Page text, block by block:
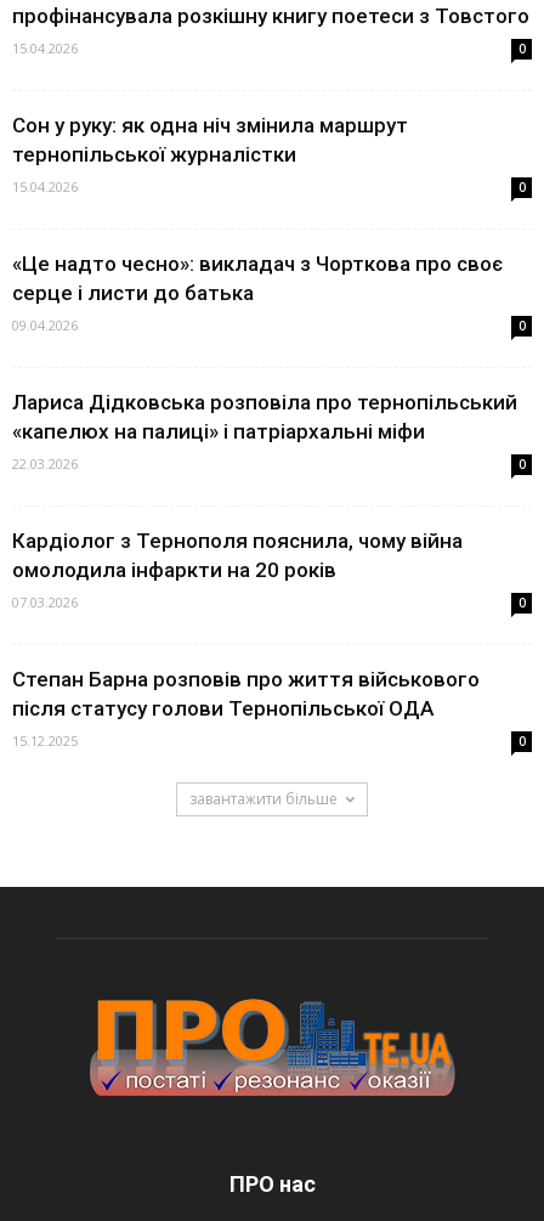
профінансувала розкішну книгу поетеси з Товстого
15.04.2026 0
Сон у руку: як одна ніч змінила маршрут
тернопільської журналістки
15.04.2026 0
«Це надто чесно»: викладач з Чорткова про своє
серце і листи до батька
09.04.2026 0
Лариса Дідковська розповіла про тернопільський
«капелюх на палиці» і патріархальні міфи
22.03.2026 0
Кардіолог з Тернополя пояснила, чому війна
омолодила інфаркти на 20 років
07.03.2026 0
Степан Барна розповів про життя військового
після статусу голови Тернопільської ОДА
15.12.2025 0
завантажити більше
ПРО нас